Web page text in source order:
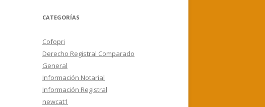
CATEGORÍAS
Cofopri
Derecho Registral Comparado
General
Información Notarial
Información Registral
newcat1